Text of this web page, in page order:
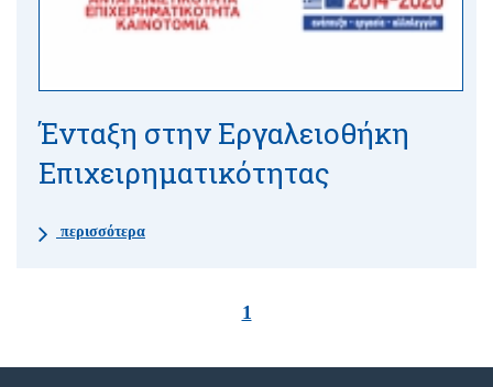
Ένταξη στην Εργαλειοθήκη
Επιχειρηματικότητας
περισσότερα
1